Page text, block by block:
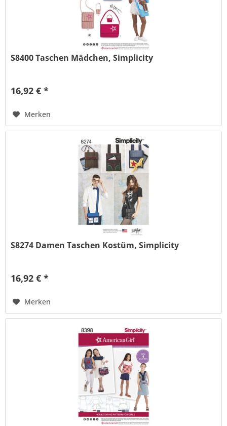
S8400 Taschen Mädchen, Simplicity
16,92 € *
Merken
S8274 Damen Taschen Kostüm, Simplicity
16,92 € *
Merken